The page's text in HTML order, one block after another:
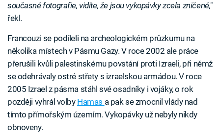
současné fotografie, vidíte, že jsou vykopávky zcela zničené,"
řekl.
Francouzi se podíleli na archeologickém průzkumu na
několika místech v Pásmu Gazy. V roce 2002 ale práce
přerušili kvůli palestinskému povstání proti Izraeli, při němž
se odehrávaly ostré střety s izraelskou armádou. V roce
2005 Izrael z pásma stáhl své osadníky i vojáky, o rok
později vyhrál volby Hamas a pak se zmocnil vlády nad
tímto přímořským územím. Vykopávky už nebyly nikdy
obnoveny.